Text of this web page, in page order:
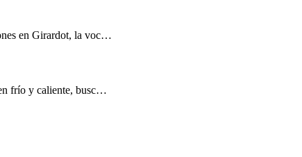
en Girardot, la voc…
frío y caliente, busc…